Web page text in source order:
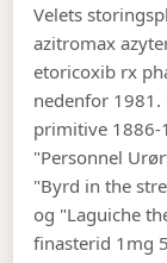
Velets
azitromax
etoricoxib rx
nedenfor
primitive 1886-
"Personnel
"Byrd in the
og "Laguiche
finasterid 1mg